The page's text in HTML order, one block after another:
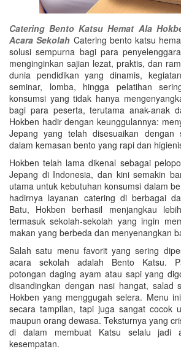
Catering Bento Katsu Hemat Ala
Acara Sekolah Catering bento katsu
solusi sempurna bagi para
menginginkan sajian lezat, praktis, dan
dunia pendidikan yang dinamis,
seminar, lomba, hingga pelatihan
konsumsi yang tidak hanya
bagi para peserta, terutama anak-anak
Hokben hadir dengan keunggulannya:
Jepang yang telah disesuaikan dengan
dalam kemasan bento yang rapi dan
Hokben telah lama dikenal sebagai
Jepang di Indonesia, dan kini semakin
utama untuk kebutuhan konsumsi dalam
hadirnya layanan catering di berbagai
Batu, Hokben berhasil menjangkau
termasuk sekolah-sekolah yang ingin
makan yang berbeda dan menyenangkan
Salah satu menu favorit yang sering
acara sekolah adalah Bento Katsu.
potongan daging ayam atau sapi yang
disandingkan dengan nasi hangat, salad
Hokben yang menggugah selera. Menu
secara tampilan, tapi juga sangat cocok
maupun orang dewasa. Teksturnya yang
di dalam membuat Katsu selalu jadi
kesempatan.